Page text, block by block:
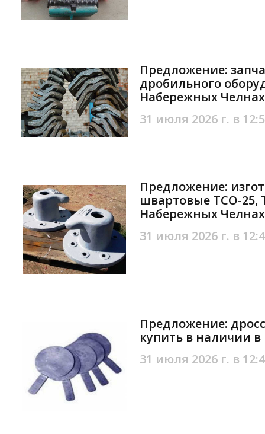
Предложение:
дробильного
Набережных Челнах
31 июля 2026 г. в
Предложение:
швартовые TCO-25,
Набережных Челнах
31 июля 2026 г. в
Предложение:
купить в наличии
31 июля 2026 г. в